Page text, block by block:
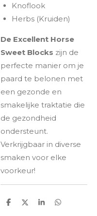
Knoflook
Herbs (Kruiden)
De Excellent Horse
Sweet Blocks zijn de
perfecte manier om je
paard te belonen met
een gezonde en
smakelijke traktatie die
de gezondheid
ondersteunt.
Verkrijgbaar in diverse
smaken voor elke
voorkeur!
D
D
S
D